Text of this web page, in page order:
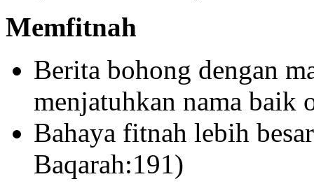
Memfitnah
Berita bohong dengan
menjatuhkan nama baik
Bahaya fitnah lebih
Baqarah:191)